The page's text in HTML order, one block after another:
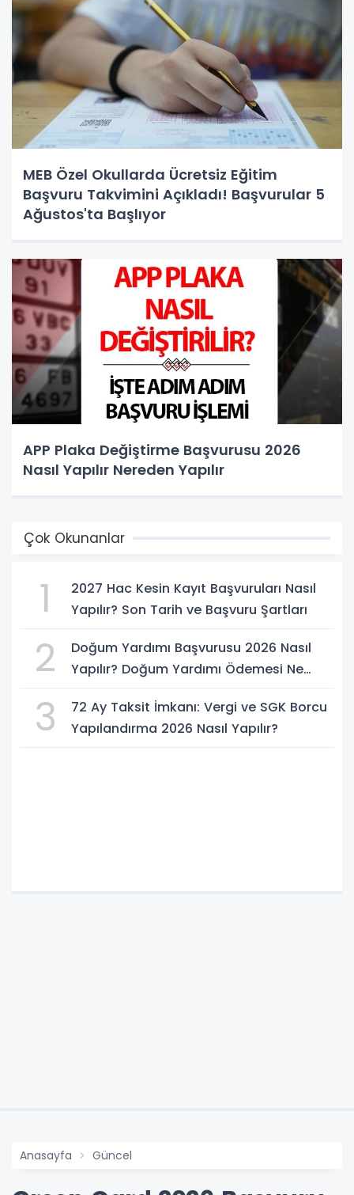
MEB Özel Okullarda Ücretsiz Eğitim
Başvuru Takvimini Açıkladı! Başvurular 5
Ağustos'ta Başlıyor
APP Plaka Değiştirme Başvurusu 2026
Nasıl Yapılır Nereden Yapılır
Çok Okunanlar
1
2027 Hac Kesin Kayıt Başvuruları Nasıl
Yapılır? Son Tarih ve Başvuru Şartları
2
Doğum Yardımı Başvurusu 2026 Nasıl
Yapılır? Doğum Yardımı Ödemesi Ne
3
72 Ay Taksit İmkanı: Vergi ve SGK Borcu
Yapılandırma 2026 Nasıl Yapılır?
Anasayfa Güncel